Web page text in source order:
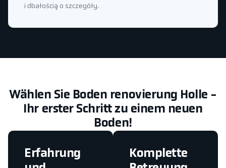
i dbałością o szczegóły.
Wählen Sie Boden renovierung Holle -
Ihr erster Schritt zu einem neuen
Boden!
Komplette
Erfahrung